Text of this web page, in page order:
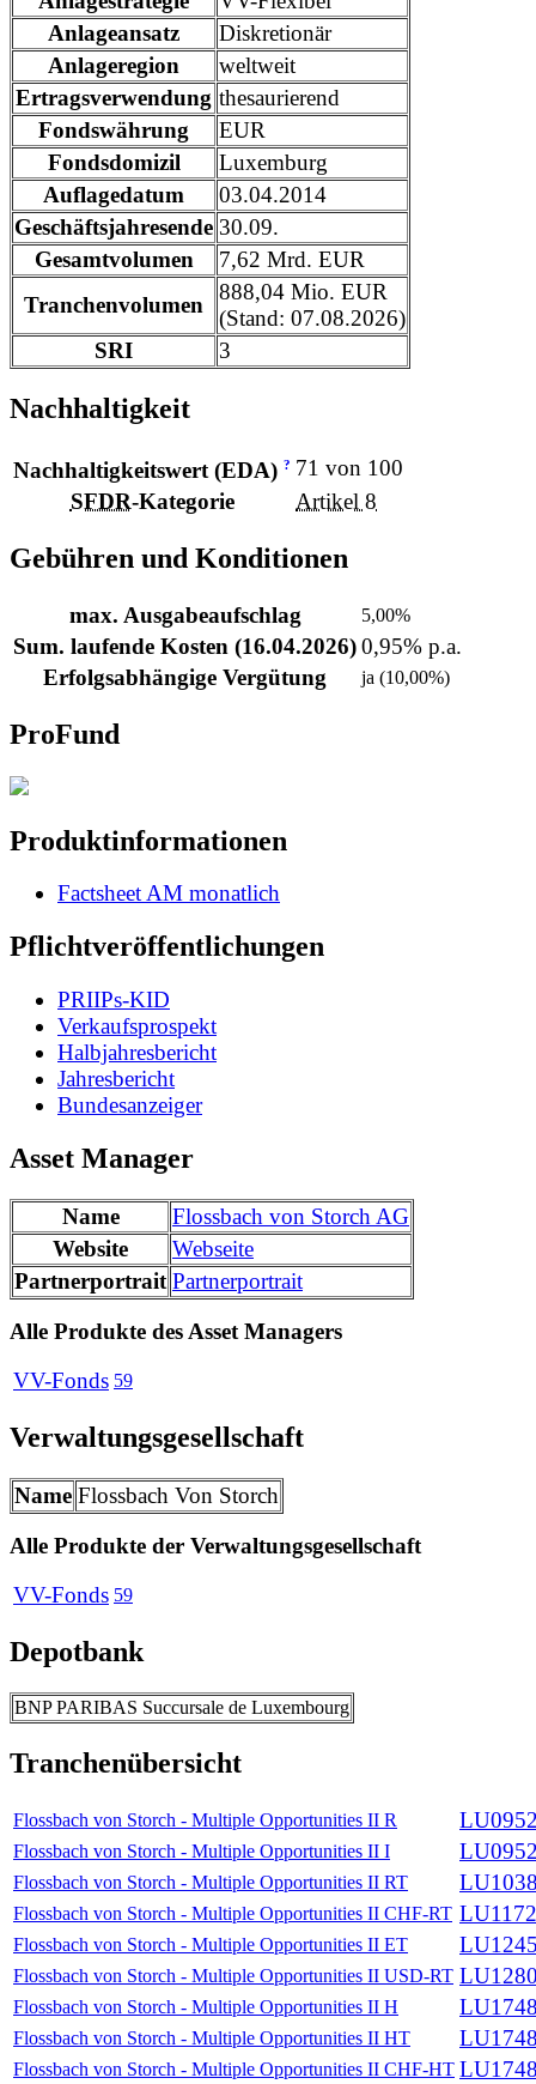
Anlageansatz
Diskretionär
Anlageregion
weltweit
Ertragsverwendung thesaurierend
Fondswährung
EUR
Fondsdomizil
Luxemburg
Auflagedatum
03.04.2014
Geschäftsjahresende 30.09.
Gesamtvolumen
7,62 Mrd. EUR
Tranchenvolumen
888,04 Mio. EUR
(Stand: 07.08.2026)
SRI
3
Nachhaltigkeit
Nachhaltigkeitswert (EDA) ? 71 von 100
SFDR-Kategorie Artikel 8
Gebühren und Konditionen
max. Ausgabeaufschlag 5,00%
Sum. laufende Kosten (16.04.2026)0,95% p.a.
Erfolgsabhängige Vergütung
ja (10,00%)
ProFund
Produktinformationen
Factsheet AM monatlich
Pflichtveröffentlichungen
PRIIPs-KID
Verkaufsprospekt
Halbjahresbericht
Jahresbericht
Bundesanzeiger
Asset Manager
Name
Flossbach von Storch AG
Website
Webseite
Partnerportrait Partnerportrait
Alle Produkte des Asset Managers
VV-Fonds 59
Verwaltungsgesellschaft
Name Flossbach Von Storch
Alle Produkte der Verwaltungsgesellschaft
VV-Fonds 59
Depotbank
BNP PARIBAS Succursale de Luxembourg
Tranchenübersicht
Flossbach von Storch - Multiple Opportunities II R
Flossbach von Storch - Multiple Opportunities II I
Flossbach von Storch - Multiple Opportunities II RT
Flossbach von Storch - Multiple Opportunities II CHF-RT
Flossbach von Storch - Multiple Opportunities II ET
Flossbach von Storch - Multiple Opportunities II USD-RT
Flossbach von Storch - Multiple Opportunities II H
Flossbach von Storch - Multiple Opportunities II HT
Flossbach von Storch - Multiple Opportunities II CHF-HT